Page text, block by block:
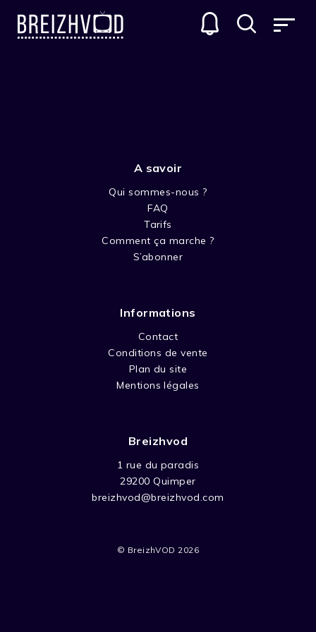
SAISON 1-LE CHATEAU DE
A savoir
Qui sommes-nous ?
FAQ
Tarifs
Comment ça marche ?
S’abonner
Informations
Contact
Conditions de vente
Plan du site
Mentions légales
Breizhvod
1 rue du paradis
29200 Quimper
breizhvod@breizhvod.com
© BreizhVOD 2026